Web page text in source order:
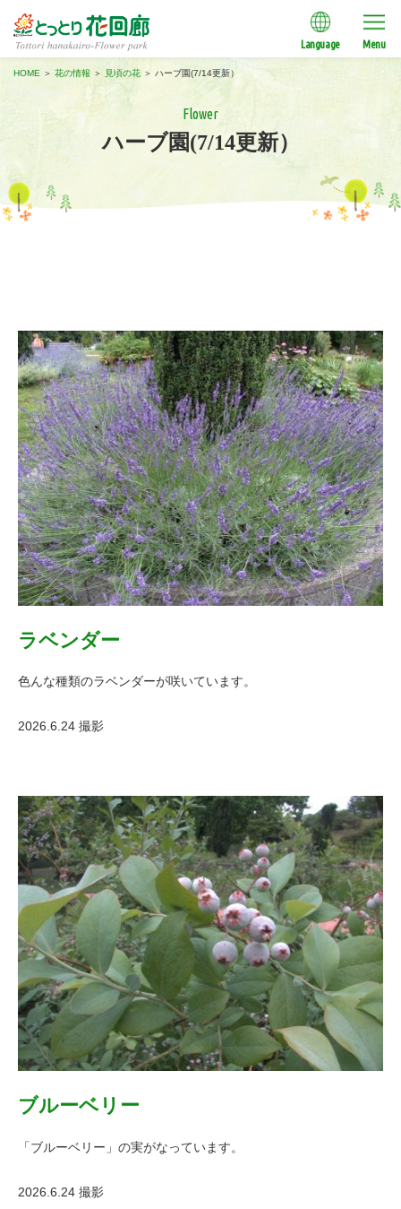
Language Menu
HOME ＞花の情報 ＞ 見頃の花 ＞ ハーブ園(7/14更新）
Flower
ハーブ園(7/14更新）
ラベンダー
色んな種類のラベンダーが咲いています。
2026.6.24 撮影
ブルーベリー
「ブルーベリー」の実がなっています。
2026.6.24 撮影